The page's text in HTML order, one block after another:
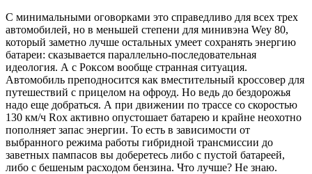
С минимальными оговорками это справедливо для всех трех
автомобилей, но в меньшей степени для минивэна Wey 80,
который заметно лучше остальных умеет сохранять энергию
батареи: сказывается параллельно-последовательная
идеология. А с Роксом вообще странная ситуация.
Автомобиль преподносится как вместительный кроссовер для
путешествий с прицелом на офроуд. Но ведь до бездорожья
надо еще добраться. А при движении по трассе со скоростью
130 км/ч Rox активно опустошает батарею и крайне неохотно
пополняет запас энергии. То есть в зависимости от
выбранного режима работы гибридной трансмиссии до
заветных пампасов вы доберетесь либо с пустой батареей,
либо с бешеным расходом бензина. Что лучше? Не знаю.